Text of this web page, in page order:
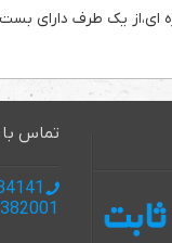
ای،از یک طرف دارای
تماس با